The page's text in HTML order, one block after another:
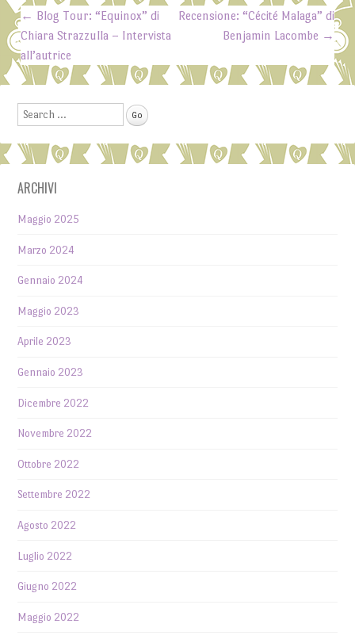
Post navigation
← Blog Tour: “Equinox” di
Chiara Strazzulla – Intervista
all’autrice
Recensione: “Cécité Malaga” di
Benjamin Lacombe →
Search
ARCHIVI
Maggio 2025
Marzo 2024
Gennaio 2024
Maggio 2023
Aprile 2023
Gennaio 2023
Dicembre 2022
Novembre 2022
Ottobre 2022
Settembre 2022
Agosto 2022
Luglio 2022
Giugno 2022
Maggio 2022